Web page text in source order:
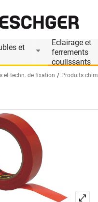
et
Eclairage et
ferrements
coulissants
(FR)
et techn. de fixation Produits
produit